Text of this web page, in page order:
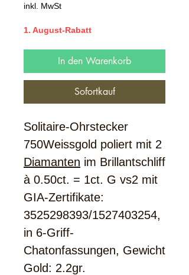
inkl. MwSt
1. August-Rabatt
In den Warenkorb
Sofortkauf
Solitaire-Ohrstecker
750Weissgold poliert mit 2
Diamanten im Brillantschliff
à 0.50ct. = 1ct. G vs2 mit
GIA-Zertifikate:
3525298393/1527403254,
in 6-Griff-
Chatonfassungen, Gewicht
Gold: 2.2gr.